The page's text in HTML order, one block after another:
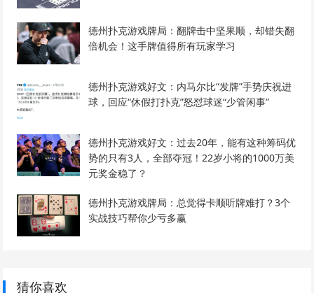
德州扑克游戏牌局：翻牌击中坚果顺，却错失翻
倍机会！这手牌值得所有玩家学习
德州扑克游戏好文：内马尔比“发牌”手势庆祝进
球，回应“休假打扑克”怒怼球迷“少管闲事”
德州扑克游戏好文：过去20年，能有这种筹码优
势的只有3人，全部夺冠！22岁小将的1000万美
元奖金稳了？
德州扑克游戏牌局：总觉得卡顺听牌难打？3个
实战技巧帮你少亏多赢
猜你喜欢